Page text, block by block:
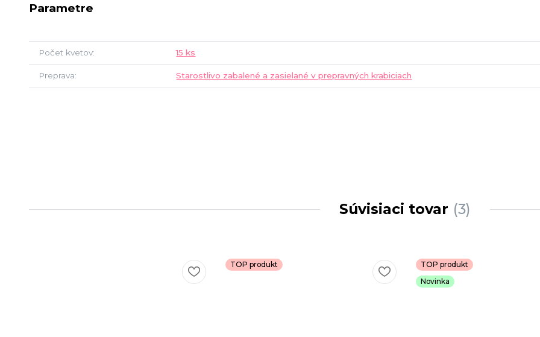
Parametre
Počet kvetov 15 ks
Preprava Starostlivo zabalené a zasielané v prepravných krabiciach
Súvisiaci tovar 3
TOP produkt
TOP produkt
Novinka